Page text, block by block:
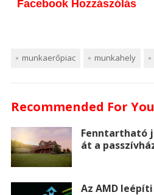
s
e
g
e
r
a
s
p
p
Facebook Hozzászólás
munkaerőpiac munkahely
Recommended For You
Fenntartható
át a
Az AMD